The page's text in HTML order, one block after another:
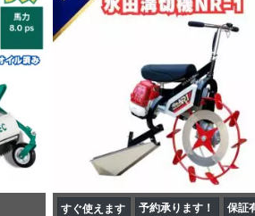
すぐ使えます 予約承ります！
保証